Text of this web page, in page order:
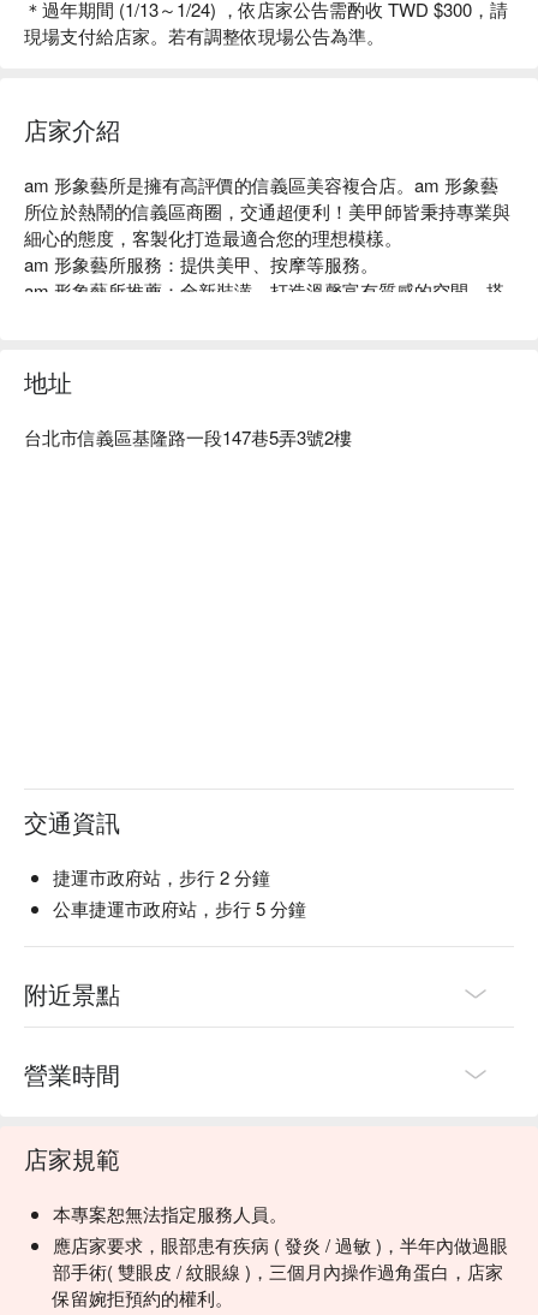
＊過年期間 (1/13～1/24) ，依店家公告需酌收 TWD $300，請
現場支付給店家。若有調整依現場公告為準。
店家介紹
am 形象藝所是擁有高評價的信義區美容複合店。am 形象藝
所位於熱鬧的信義區商圈，交通超便利！美甲師皆秉持專業與
細心的態度，客製化打造最適合您的理想模樣。
am 形象藝所服務：提供美甲、按摩等服務。
am 形象藝所推薦：全新裝潢，打造溫馨富有質感的空間，搭
地址
台北市信義區基隆路一段147巷5弄3號2樓
交通資訊
捷運市政府站，步行 2 分鐘
公車捷運市政府站，步行 5 分鐘
附近景點
營業時間
店家規範
本專案恕無法指定服務人員。
應店家要求，眼部患有疾病 ( 發炎 / 過敏 )，半年內做過眼
部手術( 雙眼皮 / 紋眼線 )，三個月內操作過角蛋白，店家
保留婉拒預約的權利。